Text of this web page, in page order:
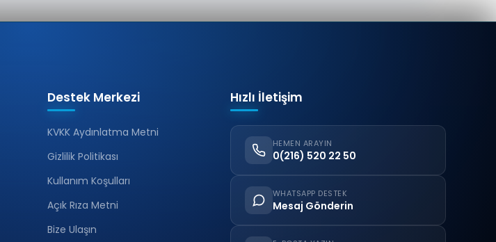
Destek Merkezi
KVKK Aydınlatma Metni
Gizlilik Politikası
Kullanım Koşulları
Açık Rıza Metni
Bize Ulaşın
Hızlı İletişim
HEMEN ARAYIN
0(216) 520 22 50
WHATSAPP DESTEK
Mesaj Gönderin